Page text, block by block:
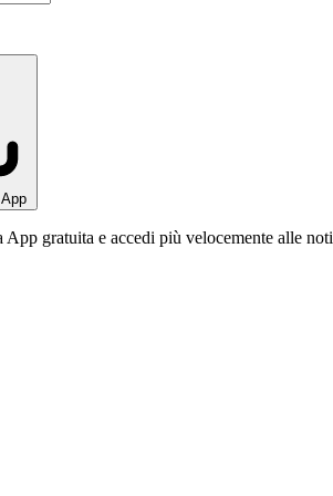
App gratuita e accedi più velocemente alle